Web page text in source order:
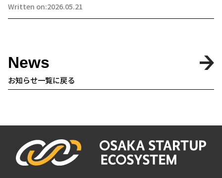
Written on:2026.05.21
News
お知らせ一覧に戻る